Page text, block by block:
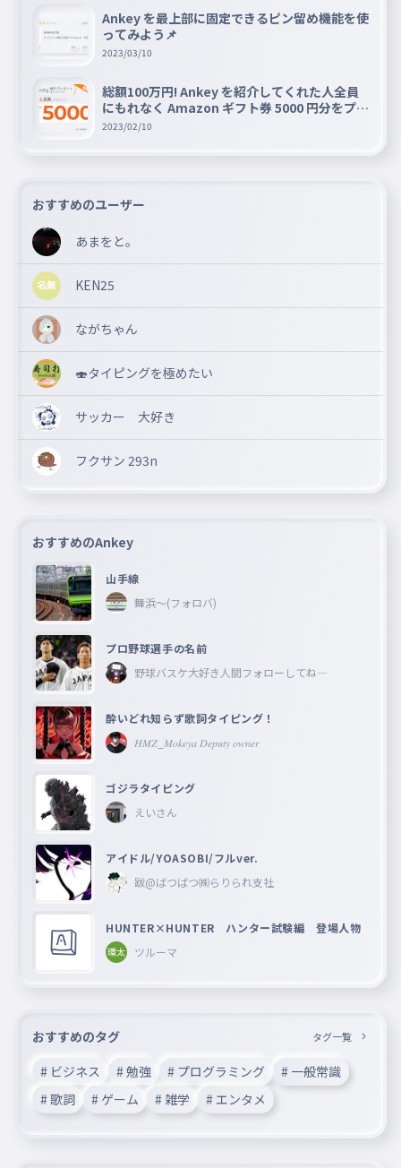
Ankey を最上部に固定できるピン留め機能を使
ってみよう📌
2023/03/10
総額100万円! Ankey を紹介してくれた人全員
にもれなく Amazon ギフト券 5000 円分をプレ
ゼントキャンペーン!!
2023/02/10
おすすめのユーザー
あまをと。
KEN25
ながちゃん
🍣タイピングを極めたい
サッカー 大好き
フクサン 293n
おすすめのAnkey
山手線
舞浜〜(フォロバ)
プロ野球選手の名前
野球バスケ大好き人間フォローしてね―
酔いどれ知らず歌詞タイピング！
𝐻𝑀𝑍_𝑀𝑜𝑘𝑒𝑦𝑎 𝐷𝑒𝑝𝑢𝑡𝑦 𝑜𝑤𝑛𝑒𝑟
ゴジラタイピング
えいさん
アイドル/YOASOBI/フルver.
跋@ばつばつ㈱らりられ支社
HUNTER×HUNTER ハンター試験編 登場人物
ツルーマ
おすすめのタグ タグ一覧
# ビジネス # 勉強 # プログラミング
# 一般常識
# 歌詞
# ゲーム # 雑学 # エンタメ